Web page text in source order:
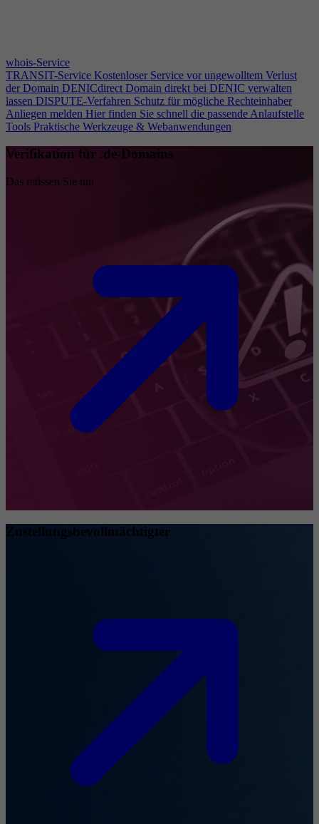
whois-Service
TRANSIT-Service Kostenloser Service vor ungewolltem Verlust
der Domain DENICdirect Domain direkt bei DENIC verwalten
lassen DISPUTE-Verfahren Schutz für mögliche Rechteinhaber
Anliegen melden Hier finden Sie schnell die passende Anlaufstelle
Tools Praktische Werkzeuge & Webanwendungen
Verifikation für .de-Domains
Das müssen Sie tun
Zustellungsbevollmächtigter